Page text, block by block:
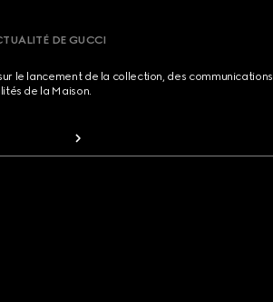
DE GUCCI
le lancement de la collection, des communications
de la Maison.